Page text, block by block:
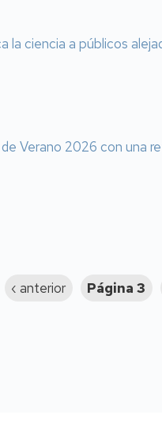
la ciencia a públicos
Verano 2026 con una
Página
‹ anterior Página 3